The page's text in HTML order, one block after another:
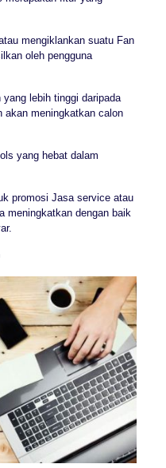
mengiklankan suatu Fan
oleh pengguna
yang lebih tinggi daripada
akan meningkatkan calon
yang hebat dalam
promosi Jasa service atau
meningkatkan dengan baik